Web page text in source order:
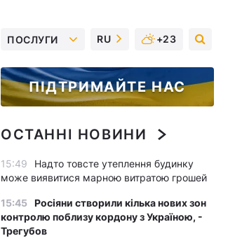
ПОСЛУГИ RU +23
ПІДТРИМАЙТЕ НАС
ОСТАННІ НОВИНИ
15:49
Надто товсте утеплення будинку
може виявитися марною витратою грошей
15:45 Росіяни створили кілька нових зон
контролю поблизу кордону з Україною, -
Трегубов